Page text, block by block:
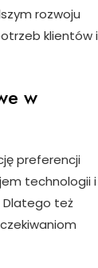
rozwoju
klientów i
w
preferencji
technologii i
Dlatego też